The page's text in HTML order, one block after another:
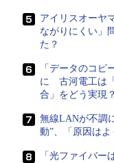
アイリスオーヤ
ながりにくい」
た？
「データのコピ
に 古河電工は
合」をどう実現？
無線LANが不調
動”、「原因は
「光ファイバー